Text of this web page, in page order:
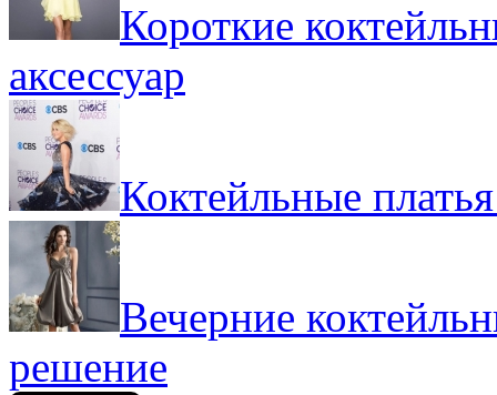
Короткие
аксессуар
Коктейльные
Вечерние
решение